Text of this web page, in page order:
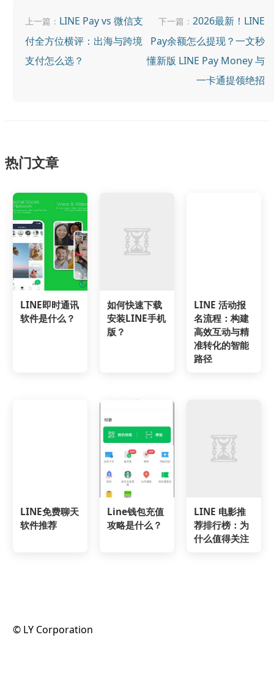
上一篇： LINE Pay vs 微信支
付全方位横评：出海与跨境
支付怎么选？
下一篇： 2026最新！LINE
Pay余额怎么提现？一文秒
懂新版 LINE Pay Money 与
一卡通提领绝招
热门文章
LINE即时通讯
软件是什么？
如何快速下载
安装LINE手机
版？
LINE 活动报
名流程：构建
高效互动与精
准转化的智能
路径
LINE免费聊天
软件推荐
Line钱包充值
攻略是什么？
LINE 电影推
荐排行榜：为
什么值得关注
©️ LY Corporation